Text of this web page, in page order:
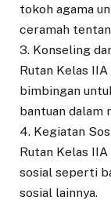
tokoh agama
ceramah
3. Konseling
Rutan Kelas
bimbingan
bantuan dalam
4. Kegiatan
Rutan Kelas
sosial seperti
sosial lainnya.